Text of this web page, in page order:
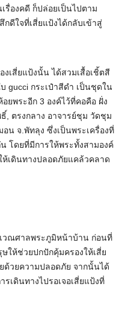
รื่องคดี ก็ปล่อยเป็นไปตาม
กดีใจที่เสี่ยแป้งได้กลับเข้าสู่
เสี่ยแป้งนั้น ได้สวมเสื้อเชิ้ตสี
gucci กระเป๋าสีดำ เป็นชุดใน
ยพระอีก 3 องค์ไว้ที่คอคือ ฝั่ง
, ตรงกลาง อาจารย์ชุม วัดชุม
น จ.พัทลุง ซึ่งเป็นพระเครื่องที่
โดยที่มีการให้พระทั้งสามองค์
ห้เดินทางปลอดภัยแคล้วคลาด
วณศาลพระภูมิหน้าบ้าน ก่อนที่
ให้ช่วยปกปักคุ้มครองให้เสี่ย
ด้วยความปลอดภัย จากนั้นได้
เดินทางไปรอเจอเสี่ยแป้งที่